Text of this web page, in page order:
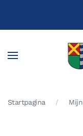
Terug naar
Startpagina